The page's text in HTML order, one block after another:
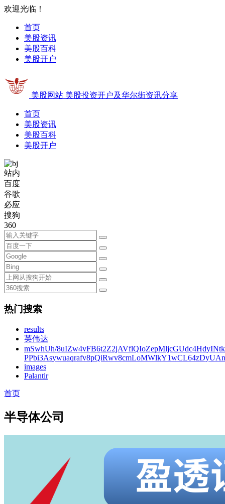
欢迎光临！
首页
美股资讯
美股百科
美股开户
美股网站 美股投资开户及华尔街资讯分享
首页
美股资讯
美股百科
美股开户
站内
百度
谷歌
必应
搜狗
360
热门搜索
results
英伟达
mSwhUh/
images
Palantir
首页
半导体公司